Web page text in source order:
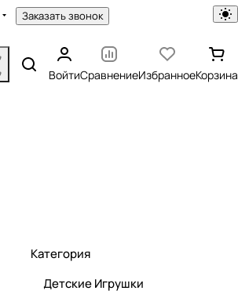
Заказать звонок
ВойтиСравнениеИзбранноеКорзина
Категория
Детские Игрушки